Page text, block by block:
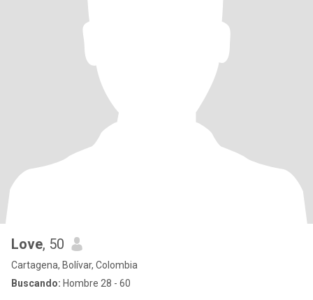
Love, 50
Cartagena, Bolívar, Colombia
Buscando: Hombre 28 - 60